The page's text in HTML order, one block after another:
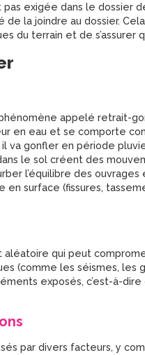
pas exigée dans le
la joindre au dossier.
du terrain et de
appelé retrait-
en eau et se comporte
va gonfler en période
le sol créent des
l’équilibre des
en surface (fissures,
aléatoire qui peut
(comme les séismes, les
exposés, c’est-à-
par divers facteurs, y